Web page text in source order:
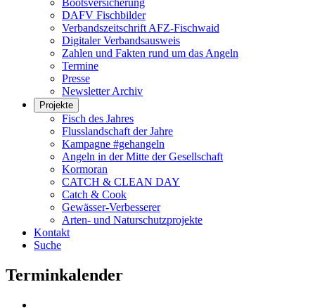
Bootsversicherung
DAFV Fischbilder
Verbandszeitschrift AFZ-Fischwaid
Digitaler Verbandsausweis
Zahlen und Fakten rund um das Angeln
Termine
Presse
Newsletter Archiv
Projekte
Fisch des Jahres
Flusslandschaft der Jahre
Kampagne #gehangeln
Angeln in der Mitte der Gesellschaft
Kormoran
CATCH & CLEAN DAY
Catch & Cook
Gewässer-Verbesserer
Arten- und Naturschutzprojekte
Kontakt
Suche
Terminkalender